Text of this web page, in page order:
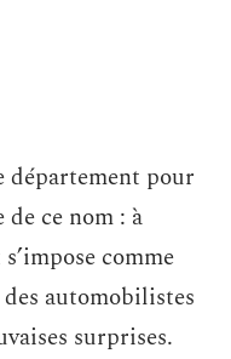
département pour
ce nom : à
comme
automobilistes
surprises.